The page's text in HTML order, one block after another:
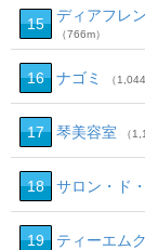
15 ディアフレ
（766m）
16 ナゴミ （
17 琴美容室 （
18 サロン・ド
19 ティーエム